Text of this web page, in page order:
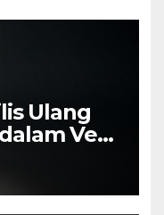
Ulang
Versi